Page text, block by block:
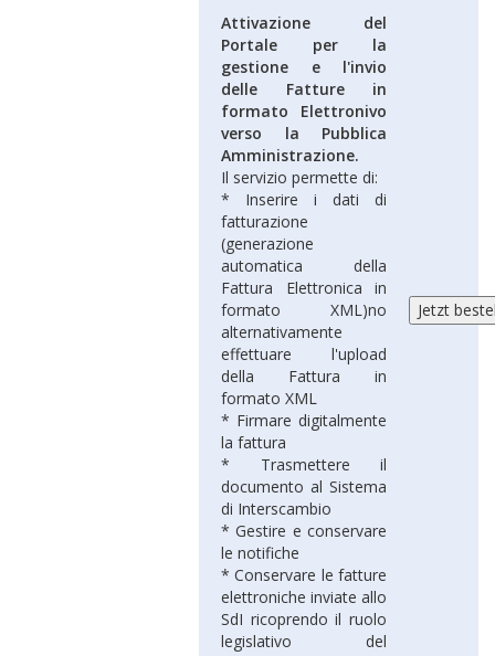
Attivazione del
Portale per la
gestione e l'invio
delle Fatture in
formato Elettronivo
verso la Pubblica
Amministrazione.
Il servizio permette di:
* Inserire i dati di
fatturazione
(generazione
automatica della
Fattura Elettronica in
formato XML)no
alternativamente
effettuare l'upload
della Fattura in
formato XML
* Firmare digitalmente
la fattura
* Trasmettere il
documento al Sistema
di Interscambio
* Gestire e conservare
le notifiche
* Conservare le fatture
elettroniche inviate allo
SdI ricoprendo il ruolo
legislativo del